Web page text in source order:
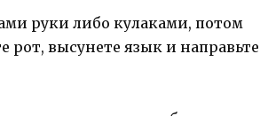
руки либо кулаками, потом
рот, высунете язык и направьте